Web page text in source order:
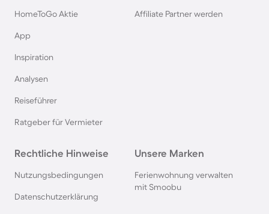
Gardasee
Nordsee
Ferienhäuser & Ferienwohnung mit Hund in
Allgäu
HomeToGo Aktie
App
Inspiration
Analysen
Reiseführer
Ratgeber für Vermieter
Affiliate Partner werden
Rechtliche Hinweise
Nutzungsbedingungen
Datenschutzerklärung
Unsere Marken
Ferienwohnung verwalten
mit Smoobu